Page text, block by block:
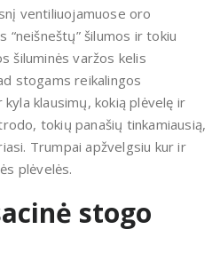
ventiliuojamuose oro
šilumos ir tokiu
šiluminės varžos kelis
stogams reikalingos
klausimų, kokią plėvelę ir
tokių panašių tinkamiausią,
Trumpai apžvelgsiu kur ir
plėvelės.
stogo